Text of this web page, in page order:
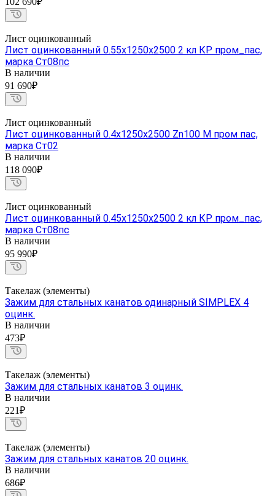
Лист оцинкованный
Лист оцинкованный 0.55х1250х2500 2 кл КР пром_пас,
марка Ст08пс
В наличии
91 690₽
Лист оцинкованный
Лист оцинкованный 0.4х1250х2500 Zn100 М пром пас,
марка Ст02
В наличии
118 090₽
Лист оцинкованный
Лист оцинкованный 0.45х1250х2500 2 кл КР пром_пас,
марка Ст08пс
В наличии
95 990₽
Такелаж (элементы)
Зажим для стальных канатов одинарный SIMPLEX 4
оцинк.
В наличии
473₽
Такелаж (элементы)
Зажим для стальных канатов 3 оцинк.
В наличии
221₽
Такелаж (элементы)
Зажим для стальных канатов 20 оцинк.
В наличии
686₽